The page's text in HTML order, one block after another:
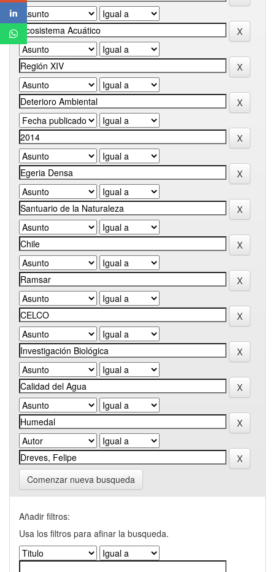
Comenzar nueva busqueda
Añadir filtros:
Usa los filtros para afinar la busqueda.